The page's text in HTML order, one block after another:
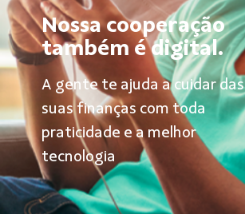
Nossa cooperação
também é digital.
A gente te ajuda a cuidar das
suas finanças com toda
praticidade e a melhor
tecnologia